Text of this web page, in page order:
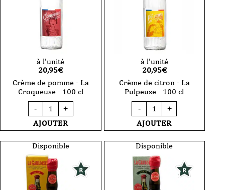
à l'unité
20,95€
Crème de pomme - La
Croqueuse - 100 cl
-
quantité
de
Crème
de
-
La
Croqueuse
-
100
cl
+
AJOUTER
à l'unité
20,95€
Crème de citron - La
Pulpeuse - 100 cl
-
quantité
de
Crème
de
-
La
Pulpeuse
-
100
cl
+
AJOUTER
Disponible Disponible